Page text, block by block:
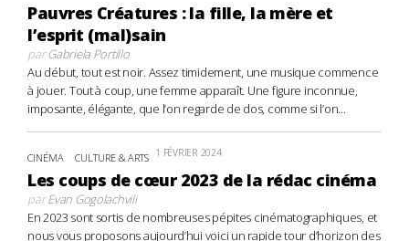
Pauvres Créatures : la fille, la mère et
l’esprit (mal)sain
parGabriela Portillo
Au début, tout est noir. Assez timidement, une musique commence
à jouer. Tout à coup, une femme apparaît. Une figure inconnue,
imposante, élégante, que l’on regarde de dos, comme si l’on...
CINÉMA CULTURE & ARTS 1 FÉVRIER 2024
Les coups de cœur 2023 de la rédac cinéma
parEvan Gogolachvili
En 2023 sont sortis de nombreuses pépites cinématographiques, et
nous vous proposons aujourd’hui voici un rapide tour d’horizon des